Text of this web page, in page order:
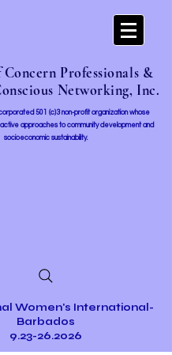
Concern Professionals &
Networking, Inc.
501 (c)3 non-profit organization whose
approaches to community development and
socioeconomic sustainability.
Women's International-
Barbados
9.23-26.2026